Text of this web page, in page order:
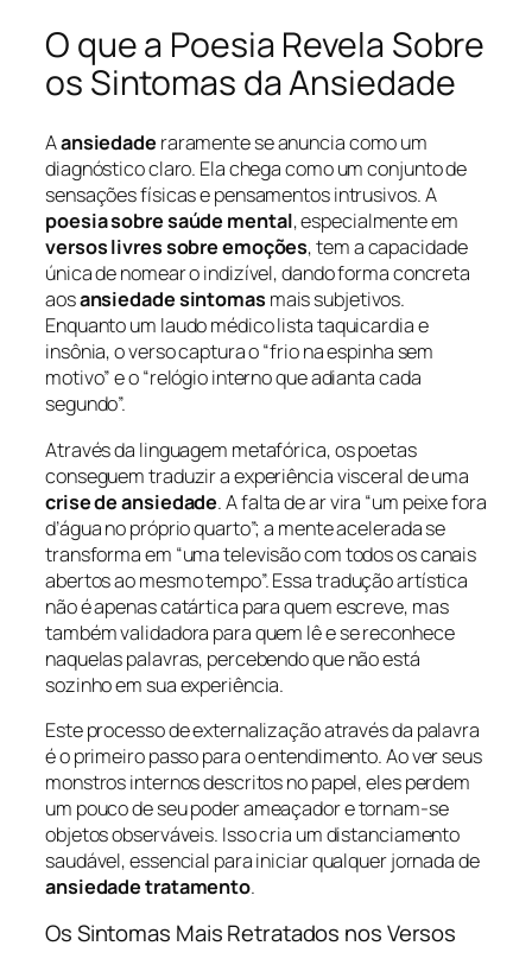
O que a Poesia Revela Sobre
os Sintomas da Ansiedade
Aansiedade raramente se anuncia como um
diagnóstico claro. Ela chega como um conjunto de
sensações físicas e pensamentos intrusivos. A
poesia sobre saúde mental, especialmente em
versos livres sobre emoções, tem a capacidade
única de nomear o indizível, dando forma concreta
aosansiedade sintomas mais subjetivos.
Enquanto um laudo médico lista taquicardia e
insônia, o verso captura o “frio na espinha sem
motivo” e o “relógio interno que adianta cada
segundo”.
Através da linguagem metafórica, os poetas
conseguem traduzir a experiência visceral de uma
crise de ansiedade. A falta de ar vira “um peixe fora
d’água no próprio quarto”; a mente acelerada se
transforma em “uma televisão com todos os canais
abertos ao mesmo tempo”. Essa tradução artística
não é apenas catártica para quem escreve, mas
também validadora para quem lê e se reconhece
naquelas palavras, percebendo que não está
sozinho em sua experiência.
Este processo de externalização através da palavra
é o primeiro passo para o entendimento. Ao ver seus
monstros internos descritos no papel, eles perdem
um pouco de seu poder ameaçador e tornam-se
objetos observáveis. Isso cria um distanciamento
saudável, essencial para iniciar qualquer jornada de
ansiedade tratamento.
Os Sintomas Mais Retratados nos Versos